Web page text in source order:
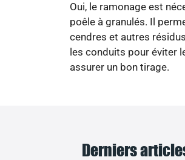
Oui, le ramonage est
poêle à granulés. Il
cendres et autres
les conduits pour éviter
assurer un bon tirage.
Derniers